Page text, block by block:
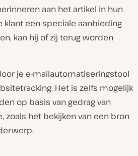
aan het artikel in hun
klant een speciale aanbieding
kan hij of zij terug worden
je e-mailautomatiseringstool
Het is zelfs mogelijk
op basis van gedrag van
zoals het bekijken van een bron